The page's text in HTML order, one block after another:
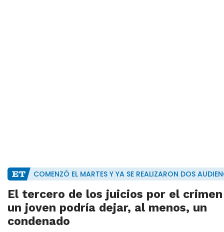
COMENZÓ EL MARTES Y YA SE REALIZARON DOS
El tercero de los juicios por el
un joven podría dejar, al menos, un
condenado